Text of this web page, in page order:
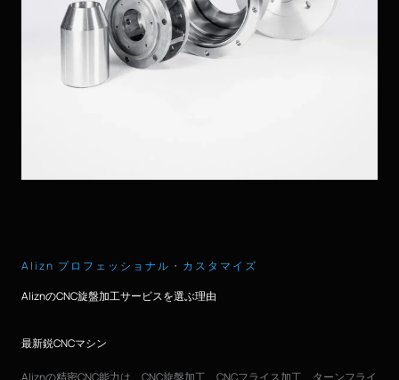
Alizn プロフェッショナル・カスタマイズ
AliznのCNC旋盤加工サービスを選ぶ理由
最新鋭CNCマシン